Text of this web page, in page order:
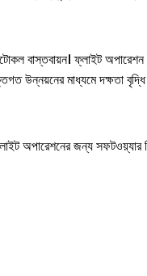
বাস্তবায়ন। ফ্লাইট
উন্নয়নের মাধ্যমে দক্ষতা
অপারেশনের জন্য সফটওয়্যার